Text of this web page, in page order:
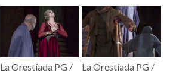
La Orestíada PG /
La Orestíada PG /